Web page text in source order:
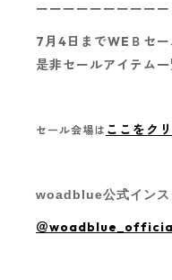
ーーーーーーーーーー
7月4日までWEＢセ
是非セールアイテム
セール会場は ここをク
woadblue公式インス
＠